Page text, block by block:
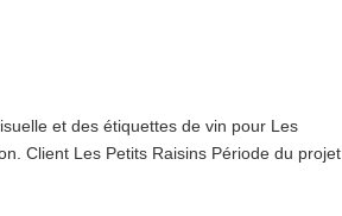
et des étiquettes de vin pour Les
Client Les Petits Raisins Période du projet